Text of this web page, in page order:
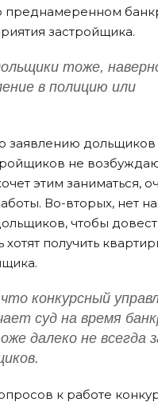
преднамеренном
застройщика.
тоже,
в полицию или
заявлению дольщиков
не
этим заниматься,
Во-вторых, нет
чтобы
получить
конкурсный
суд на время
далеко не всегда
к работе